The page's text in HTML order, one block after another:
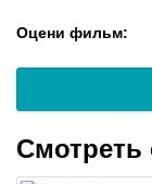
Оцени фильм: